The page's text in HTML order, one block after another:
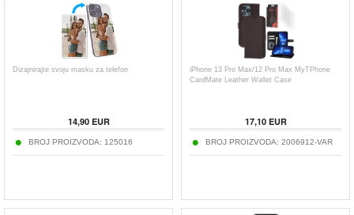
Dizajnirajte svoju masku za telefon
14,90EUR
BROJ PROIZVODA: 125016
iPhone 13 Pro Max/12 Pro Max MyTPhone
CardMate Leather Wallet Case
17,10EUR
BROJ PROIZVODA: 2006912-VAR